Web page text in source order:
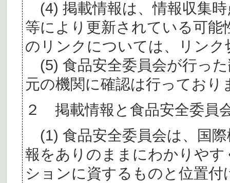
(4) 掲載情報は、情報収集
等により更新されている可
のリンクについては、リン
(5) 食品安全委員会が行っ
元の機関に確認は行っており
２ 掲載情報と食品安全委員
(1) 食品安全委員会は、国
報をありのままにわかりや
ションに資するものと位置